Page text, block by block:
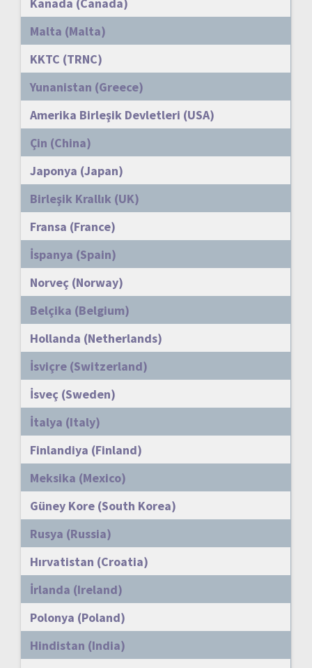
Malta (Malta)
KKTC (TRNC)
Yunanistan (Greece)
Amerika Birleşik Devletleri (USA)
Çin (China)
Japonya (Japan)
Birleşik Krallık (UK)
Fransa (France)
İspanya (Spain)
Norveç (Norway)
Belçika (Belgium)
Hollanda (Netherlands)
İsviçre (Switzerland)
İsveç (Sweden)
İtalya (Italy)
Finlandiya (Finland)
Meksika (Mexico)
Güney Kore (South Korea)
Rusya (Russia)
Hırvatistan (Croatia)
İrlanda (Ireland)
Polonya (Poland)
Hindistan (India)